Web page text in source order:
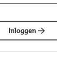
Inloggen